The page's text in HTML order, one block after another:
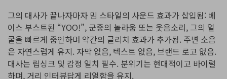
그의 대사가 끝나자마자 밈 스타일의 사운드 효과가 삽입됨: 베
이스 부스트된 “YOO!”, 군중의 놀라움 또는 웃음소리, 그의 얼
굴을 빠르게 줌인하며 약간의 글리치 효과가 추가됨. 주변 소음
은 자연스럽게 유지. 자막 없음, 텍스트 없음, 브랜드 로고 없음.
대사는 립싱크 및 감정 일치 필수. 분위기는 현대적이고 바이럴
하며, 거리 인터뷰답게 리얼함을 유지.